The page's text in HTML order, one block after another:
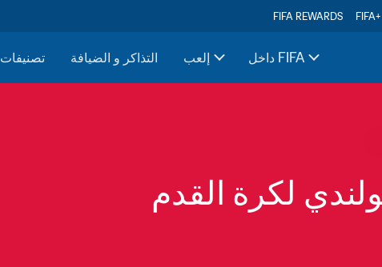
FIFA REWARDS FIFA+
تصنيفات التذاكر و الضيافة إلعب داخل FIFA
لكرة القدم